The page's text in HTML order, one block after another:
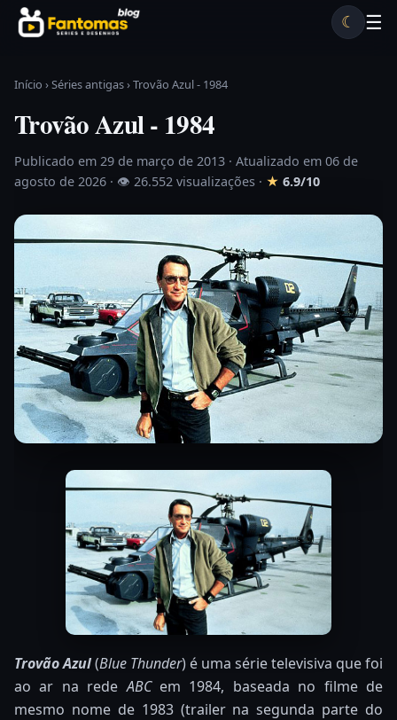
Pular para o conteúdo
☰
☾
Início ›Séries antigas›Trovão Azul - 1984
Trovão Azul - 1984
Publicado em 29 de março de 2013 · Atualizado em 06 de
agosto de 2026 · 👁 26.552 visualizações · ★ 6.9/10
Trovão Azul(Blue Thunder) é uma série televisiva que foi
ao ar na redeABC em 1984, baseada no filme de
mesmo nome de 1983 (trailer na segunda parte do